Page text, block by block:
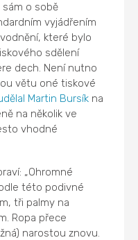
o sobě
vyjádřením
které bylo
sdělení
dech. Není nutno
větu oné tiskové
Martin Bursík na
na několik ve
vhodné
„Ohromné
této podivné
tři palmy na
Ropa přece
narostou znovu.